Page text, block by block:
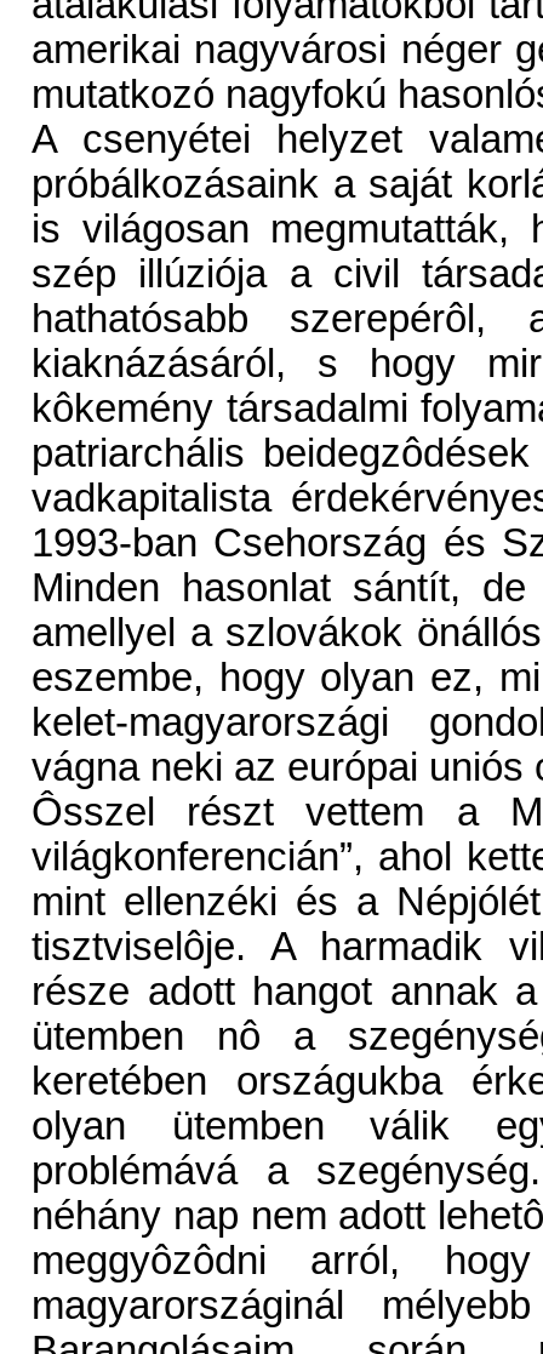
amerikai nagyvárosi néger
mutatkozó nagyfokú
A csenyétei helyzet
próbálkozásaink a saját
is világosan megmutatták,
szép illúziója a civil
hathatósabb
kiaknázásáról, s hogy
kôkemény társadalmi
patriarchális
vadkapitalista
1993-ban Csehország és
Minden hasonlat sántít,
amellyel a szlovákok
eszembe, hogy olyan ez,
kelet-magyarországi
vágna neki az európai uniós
Ôsszel részt vettem a
világkonferencián”, ahol
mint ellenzéki és a
tisztviselôje. A harmadik
része adott hangot annak
ütemben nô a
keretében országukba
olyan ütemben válik
problémává a
néhány nap nem adott
meggyôzôdni arról,
magyarországinál